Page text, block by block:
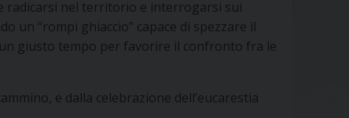
radicarsi nel territorio e interrogarsi sui
un “rompi ghiaccio” capace di spezzare il
giusto tempo per favorire il confronto fra le
e dalla celebrazione dell’eucarestia